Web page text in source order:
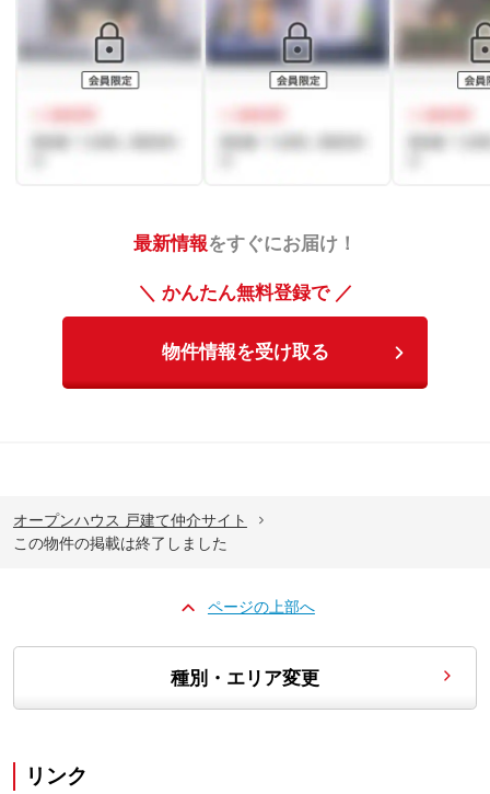
最新情報をすぐにお届け！
＼ かんたん無料登録で ／
物件情報を受け取る
オープンハウス 戸建て仲介サイト
この物件の掲載は終了しました
ページの上部へ
種別・エリア変更
リンク